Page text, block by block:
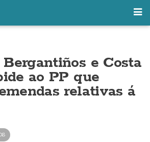
e Costa
ao PP que
relativas á